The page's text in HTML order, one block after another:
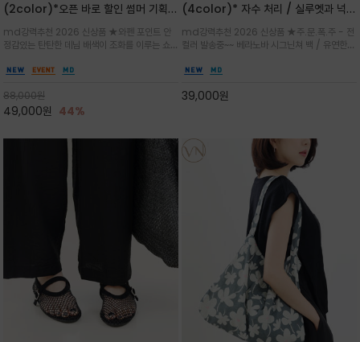
(2color)*오픈 바로 할인 썸머 기획
말 모임룩, 여행룩까지 ~
md강력추천 2026 신상품 ★와펜 포인트 안
정감있는 탄탄한 데님 배색이 조화를 이루는 쇼
클래식한 네이비·아이보리 스트라이프와 산뜻한
88,000원
49,000원 44%
(4color)* 자수 처리 / 실루엣과 넉넉
셜 숄더백
md강력추천 2026 신상품 ★주.문.폭.주 - 전
컬러 발송중~~ 베라노바 시그닌쳐 백 / 유연한
설계로 어깨의 피로도를 낮춰 편안한 착용/가볍
리 숄더백
39,000원